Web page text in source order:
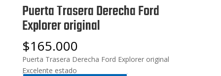
Puerta Trasera Derecha Ford
Explorer original
$165.000
Puerta Trasera Derecha Ford Explorer original
Excelente estado